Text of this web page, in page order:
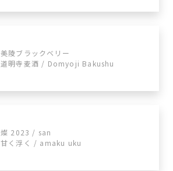
美陵ブラックベリー
道明寺麦酒 / Domyoji Bakushu
燦 2023 / san
甘く浮く / amaku uku